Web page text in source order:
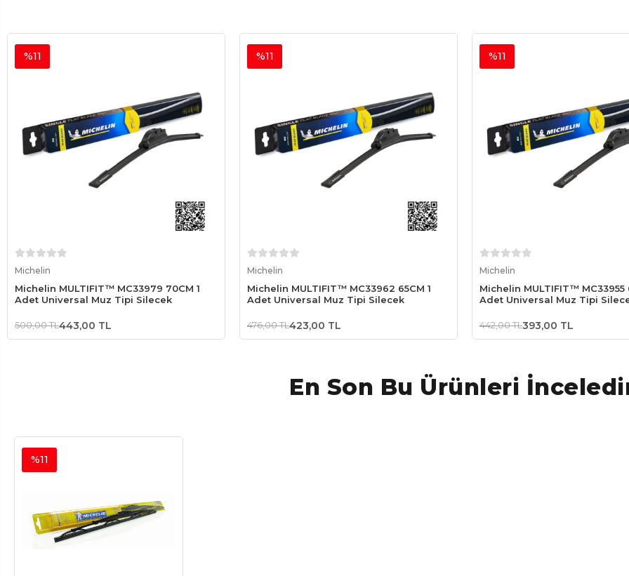
Michelin
Michelin MULTIFIT™ MC33979 70CM 1
Adet Universal Muz Tipi Silecek
%11
500,00 TL443,00 TL
Michelin
Michelin MULTIFIT™ MC33962 65CM 1
Adet Universal Muz Tipi Silecek
%11
476,00 TL423,00 TL
Michelin
Michelin MULTIFIT™ MC33955
Adet Universal Muz Tipi
%11
442,00 TL393,00 TL
En Son Bu Ürünleri
%11